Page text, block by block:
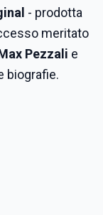
- prodotta
meritato
Pezzali e
biografie.